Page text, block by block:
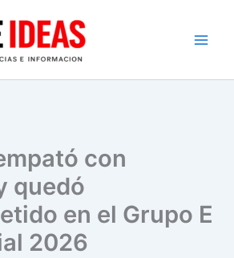
con
quedó
en el Grupo E
2026